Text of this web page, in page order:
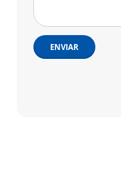
ENVIAR